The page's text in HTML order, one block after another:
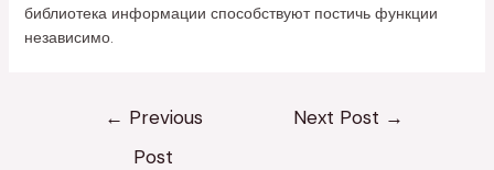
библиотека информации способствуют постичь функции
независимо.
← Previous
Post
Next Post →